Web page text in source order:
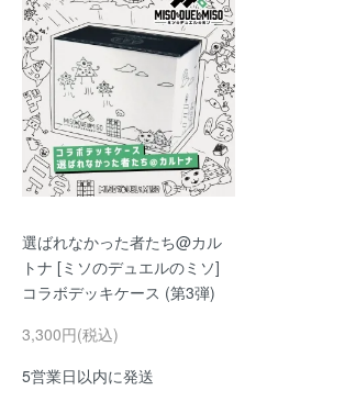
選ばれなかった者たち@カル
トナ [ミソのデュエルのミソ]
コラボデッキケース (第3弾)
3,300円(税込)
5営業日以内に発送